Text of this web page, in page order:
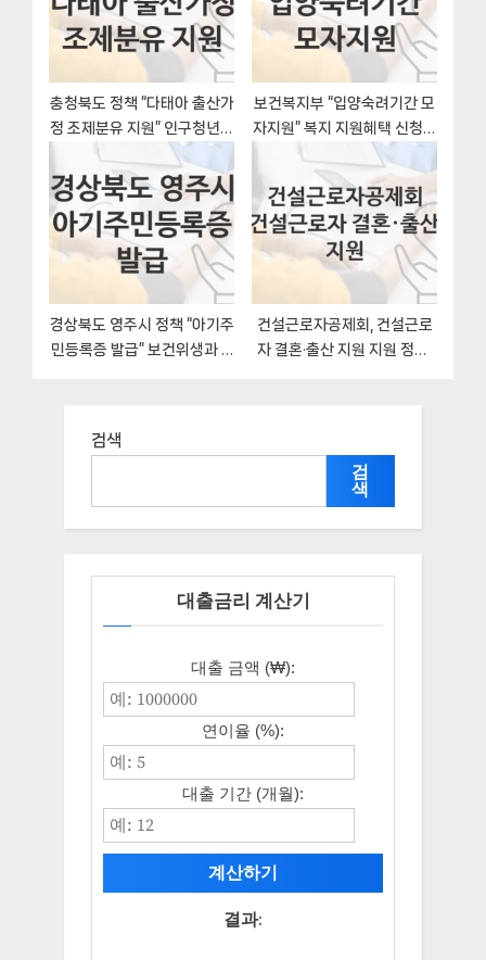
충청북도 정책 “다태아 출산가
정 조제분유 지원” 인구청년정
책담당관 – 신청 일정과 자격
조건
보건복지부 “입양숙려기간 모
자지원” 복지 지원혜택 신청방
법과 구비서류
경상북도 영주시 정책 “아기주
민등록증 발급” 보건위생과 –
건설근로자공제회, 건설근로
자 결혼·출산 지원 지원 정책,
검색
검
색
대출금리 계산기
대출 금액 (₩):
연이율 (%):
대출 기간 (개월):
계산하기
결과: